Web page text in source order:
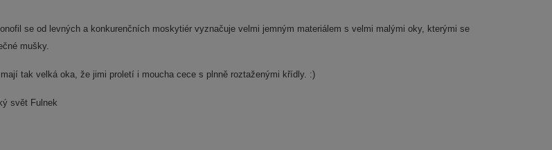
se od levných a konkurenčních moskytiér vyznačuje velmi jemným materiálem s velmi malými oky, kterými se
mušky.
tak velká oka, že jimi proletí i moucha cece s plnně roztaženými křídly. :)
svět Fulnek